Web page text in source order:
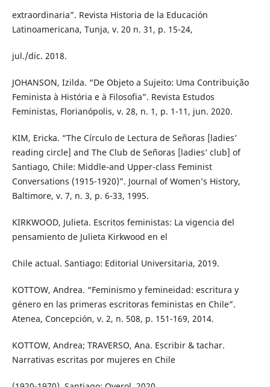
extraordinaria”. Revista Historia de la Educación
Latinoamericana, Tunja, v. 20 n. 31, p. 15-24,
jul./dic. 2018.
JOHANSON, Izilda. “De Objeto a Sujeito: Uma Contribuição
Feminista à História e à Filosofia”. Revista Estudos
Feministas, Florianópolis, v. 28, n. 1, p. 1-11, jun. 2020.
KIM, Ericka. “The Círculo de Lectura de Señoras [ladies’
reading circle] and The Club de Señoras [ladies’ club] of
Santiago, Chile: Middle-and Upper-class Feminist
Conversations (1915-1920)”. Journal of Women’s History,
Baltimore, v. 7, n. 3, p. 6-33, 1995.
KIRKWOOD, Julieta. Escritos feministas: La vigencia del
pensamiento de Julieta Kirkwood en el
Chile actual. Santiago: Editorial Universitaria, 2019.
KOTTOW, Andrea. “Feminismo y femineidad: escritura y
género en las primeras escritoras feministas en Chile”.
Atenea, Concepción, v. 2, n. 508, p. 151-169, 2014.
KOTTOW, Andrea; TRAVERSO, Ana. Escribir & tachar.
Narrativas escritas por mujeres en Chile